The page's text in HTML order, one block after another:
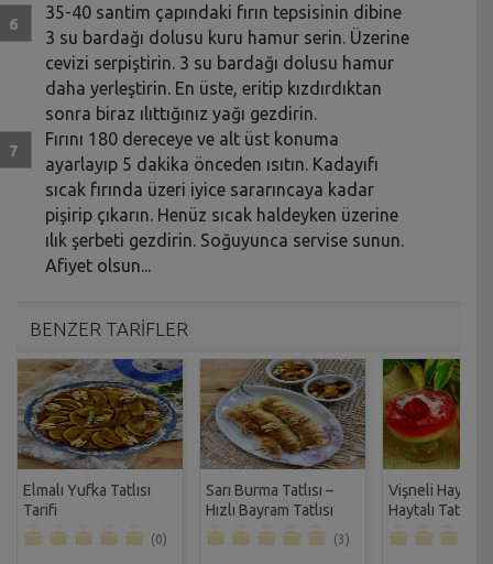
35-40 santim çapındaki fırın tepsisinin dibine
3 su bardağı dolusu kuru hamur serin. Üzerine
cevizi serpiştirin. 3 su bardağı dolusu hamur
daha yerleştirin. En üste, eritip kızdırdıktan
sonra biraz ılıttığınız yağı gezdirin.
Fırını 180 dereceye ve alt üst konuma
ayarlayıp 5 dakika önceden ısıtın. Kadayıfı
sıcak fırında üzeri iyice sararıncaya ­kadar
pişirip çıkarın. Henüz sıcak haldeyken üzerine
ılık şerbeti gezdirin. Soğuyunca servise sunun.
Afiyet olsun...
BENZER TARİFLER
Elmalı Yufka Tatlısı
Tarifi
(0)
Sarı Burma Tatlısı –
Hızlı Bayram Tatlısı
Tarifi
(3)
Vişneli
Haytalı Tatlısı